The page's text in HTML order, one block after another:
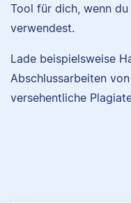
Tool für dich, wenn
verwendest.
Lade beispielsweise
Abschlussarbeiten
versehentliche